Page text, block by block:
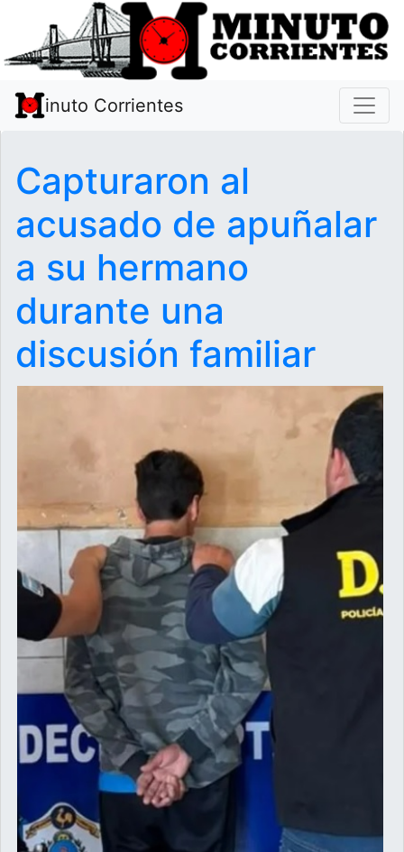
inuto Corrientes
Capturaron al
acusado de apuñalar
a su hermano
durante una
discusión familiar